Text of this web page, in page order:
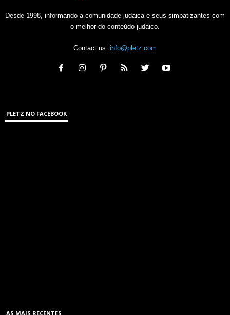
Desde 1998, informando a comunidade judaica e seus simpatizantes com
o melhor do conteúdo judaico.
Contact us: info@pletz.com
PLETZ NO FACEBOOK
AS MAIS RECENTES